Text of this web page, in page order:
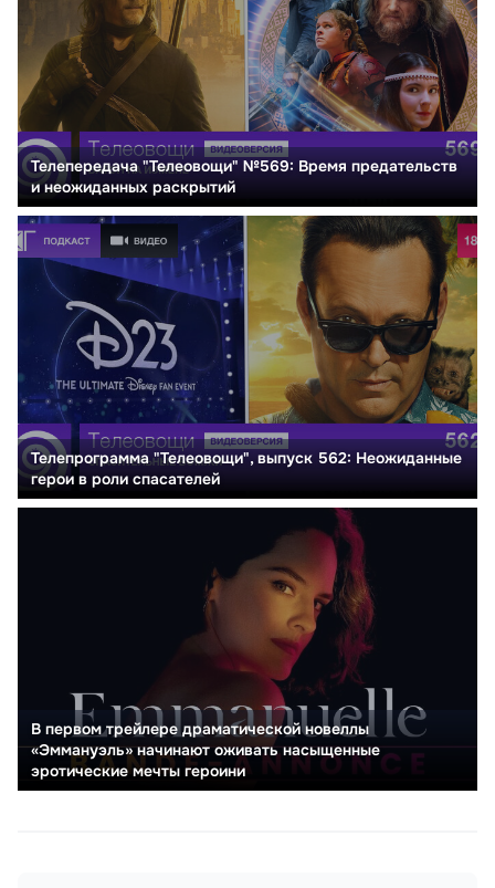
Телепередача "Телеовощи" №569: Время предательств
и неожиданных раскрытий
Телепрограмма "Телеовощи", выпуск 562: Неожиданные
герои в роли спасателей
В первом трейлере драматической новеллы
«Эммануэль» начинают оживать насыщенные
эротические мечты героини